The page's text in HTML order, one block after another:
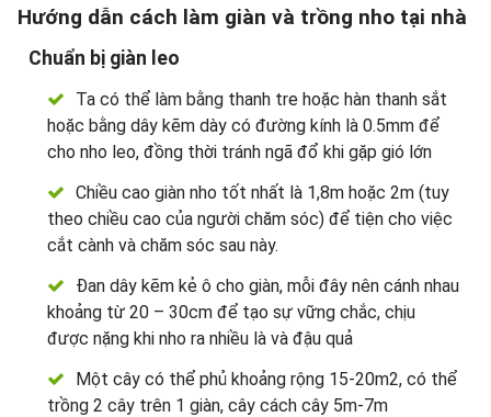
Hướng dẫn cách làm giàn và trồng nho tại nhà
Chuẩn bị giàn leo
Ta có thể làm bằng thanh tre hoặc hàn thanh sắt
hoặc bằng dây kẽm dày có đường kính là 0.5mm để
cho nho leo, đồng thời tránh ngã đổ khi gặp gió lớn
Chiều cao giàn nho tốt nhất là 1,8m hoặc 2m (tuy
theo chiều cao của người chăm sóc) để tiện cho việc
cắt cành và chăm sóc sau này.
Đan dây kẽm kẻ ô cho giàn, mỗi đây nên cánh nhau
khoảng từ 20 – 30cm để tạo sự vững chắc, chịu
được nặng khi nho ra nhiều là và đậu quả
Một cây có thể phủ khoảng rộng 15-20m2, có thể
trồng 2 cây trên 1 giàn, cây cách cây 5m-7m